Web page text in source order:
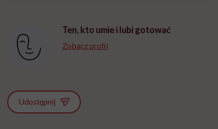
Ten, kto umie i lubi gotować
Zobacz profil
Udostępnij